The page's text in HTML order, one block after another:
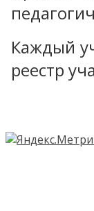
Каждый
реестр